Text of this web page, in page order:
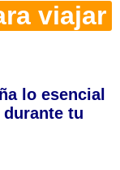
viajar
lo esencial
tu